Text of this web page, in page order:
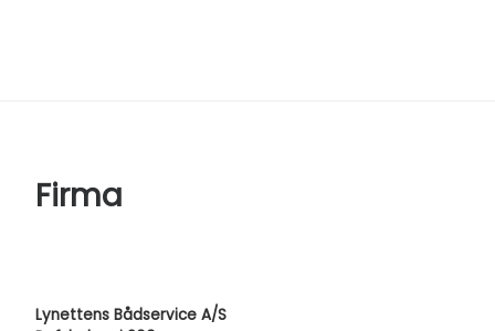
Firma
Lynettens Bådservice A/S